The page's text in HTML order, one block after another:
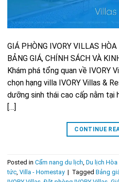
GIÁ PHÒNG IVORY VILLAS
BẢNG GIÁ, CHÍNH SÁCH VÀ
Khám phá tổng quan về IVORY
chọn hạng villa IVORY Villas &
dưỡng sinh thái cao cấp nằm tại
[…]
CONTINUE
Posted in Cẩm nang du lịch, Du lịch Hòa
tức, Villa - Homestay | Tagged Bảng